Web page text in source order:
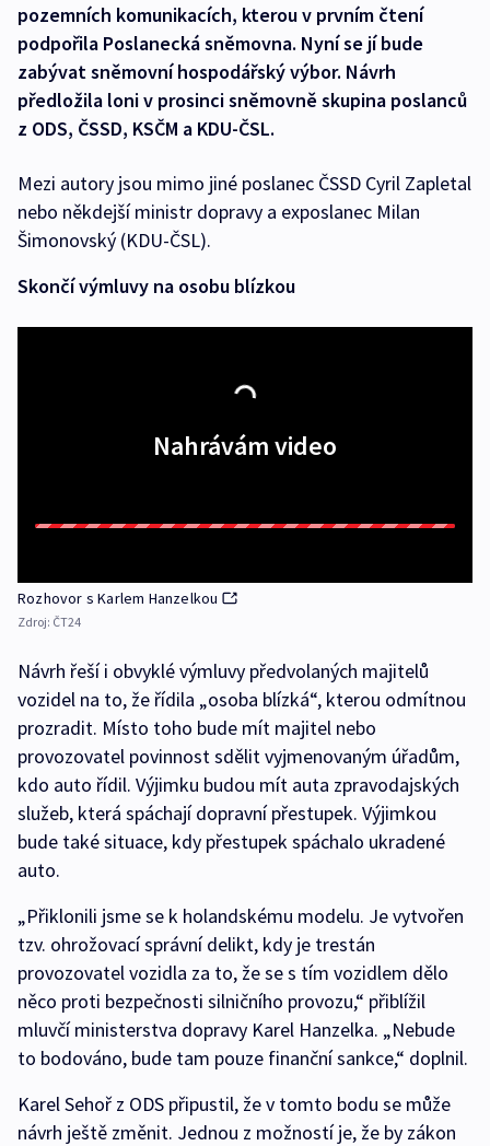
pozemních komunikacích, kterou v prvním čtení
podpořila Poslanecká sněmovna. Nyní se jí bude
zabývat sněmovní hospodářský výbor. Návrh
předložila loni v prosinci sněmovně skupina poslanců
z ODS, ČSSD, KSČM a KDU-ČSL.
Mezi autory jsou mimo jiné poslanec ČSSD Cyril Zapletal
nebo někdejší ministr dopravy a exposlanec Milan
Šimonovský (KDU-ČSL).
Skončí výmluvy na osobu blízkou
Nahrávám video
Rozhovor s Karlem Hanzelkou
Zdroj: ČT24
Návrh řeší i obvyklé výmluvy předvolaných majitelů
vozidel na to, že řídila „osoba blízká“, kterou odmítnou
prozradit. Místo toho bude mít majitel nebo
provozovatel povinnost sdělit vyjmenovaným úřadům,
kdo auto řídil. Výjimku budou mít auta zpravodajských
služeb, která spáchají dopravní přestupek. Výjimkou
bude také situace, kdy přestupek spáchalo ukradené
auto.
„Přiklonili jsme se k holandskému modelu. Je vytvořen
tzv. ohrožovací správní delikt, kdy je trestán
provozovatel vozidla za to, že se s tím vozidlem dělo
něco proti bezpečnosti silničního provozu,“ přiblížil
mluvčí ministerstva dopravy Karel Hanzelka. „Nebude
to bodováno, bude tam pouze finanční sankce,“ doplnil.
Karel Sehoř z ODS připustil, že v tomto bodu se může
návrh ještě změnit. Jednou z možností je, že by zákon